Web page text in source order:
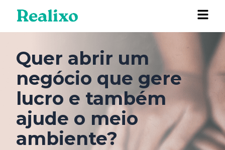
Quer abrir um
negócio que gere
lucro e também
ajude o meio
ambiente?